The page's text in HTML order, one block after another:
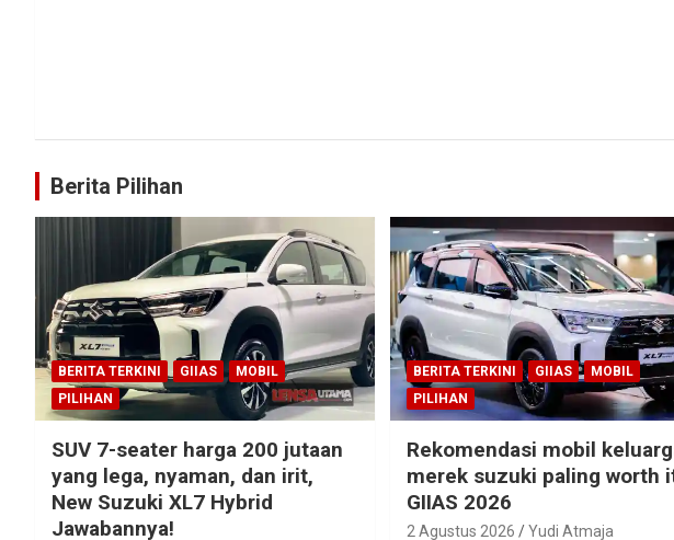
Berita Pilihan
BERITA TERKINI GIIAS
MOBIL
PILIHAN
SUV 7-seater harga 200 jutaan
yang lega, nyaman, dan irit,
New Suzuki XL7 Hybrid
Jawabannya!
BERITA TERKINI GIIAS
MOBIL
PILIHAN
Rekomendasi mobil
merek suzuki paling worth
GIIAS 2026
2 Agustus 2026 Yudi Atmaja